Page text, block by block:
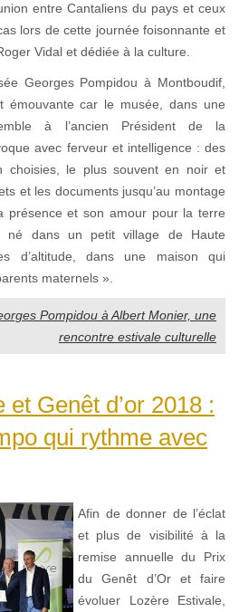
entre Cantaliens du pays et ceux
lors de cette journée foisonnante et
Vidal et dédiée à la culture.
Georges Pompidou à Montboudif,
émouvante car le musée, dans une
à l’ancien Président de la
avec ferveur et intelligence : des
choisies, le plus souvent en noir et
et les documents jusqu’au montage
présence et son amour pour la terre
né dans un petit village de Haute
d’altitude, dans une maison qui
maternels ».
Pompidou à Albert Monier, une
rencontre estivale culturelle
Genêt d’or 2018 :
qui rythme avec
Afin de donner de l’éclat
et plus de visibilité à la
remise annuelle du Prix
du Genêt d’Or et faire
évoluer Lozère Estivale,